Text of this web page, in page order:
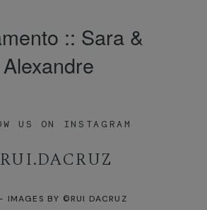
SOBRE NÓS
Home
Sobre Nós
:: Sara &
Alexandre
US ON INSTAGRAM
[instagram-feed]
BY ©RUI DACRUZ